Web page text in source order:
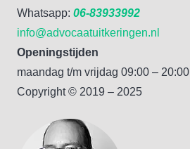
Whatsapp: 06-83933992
info@advocaatuitkeringen.nl
Openingstijden
maandag t/m vrijdag 09:00 – 20:00
Copyright © 2019 – 2025